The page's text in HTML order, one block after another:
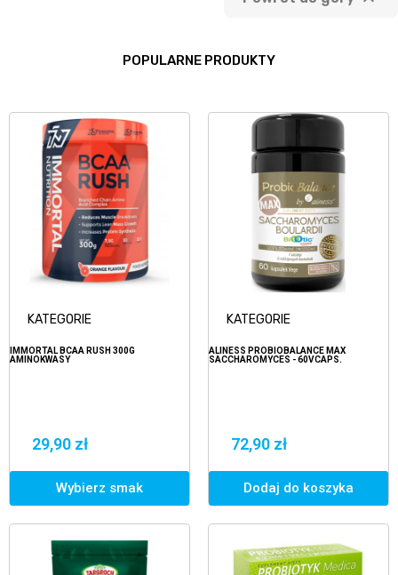
POPULARNE PRODUKTY
KATEGORIE
IMMORTAL BCAA RUSH 300G
AMINOKWASY
29,90 zł
Wybierz smak
KATEGORIE
ALINESS PROBIOBALANCE MAX
SACCHAROMYCES - 60VCAPS.
72,90 zł
Dodaj do koszyka